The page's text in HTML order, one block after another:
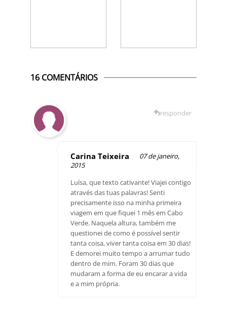
16 COMENTÁRIOS
Carina Teixeira
07 de janeiro,
2015
Luísa, que texto cativante! Viajei contigo
através das tuas palavras! Senti
precisamente isso na minha primeira
viagem em que fiquei 1 mês em Cabo
Verde. Naquela altura, também me
questionei de como é possível sentir
tanta coisa, viver tanta coisa em 30 dias!
E demorei muito tempo a arrumar tudo
dentro de mim. Foram 30 dias que
mudaram a forma de eu encarar a vida
e a mim própria.
responder